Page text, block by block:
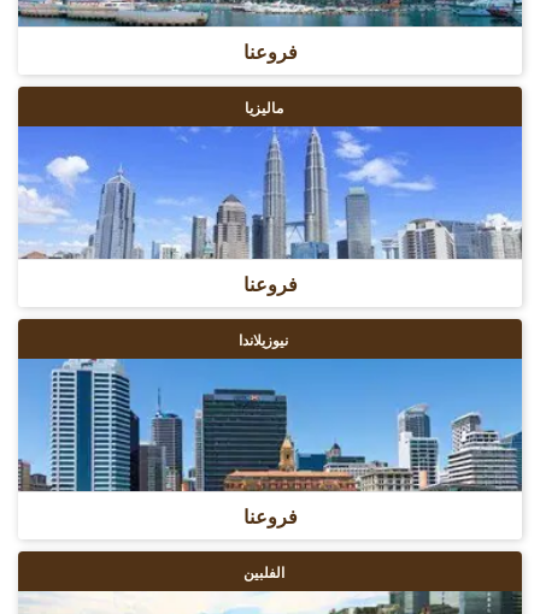
فروعنا
ماليزيا
فروعنا
نيوزيلاندا
فروعنا
الفلبين